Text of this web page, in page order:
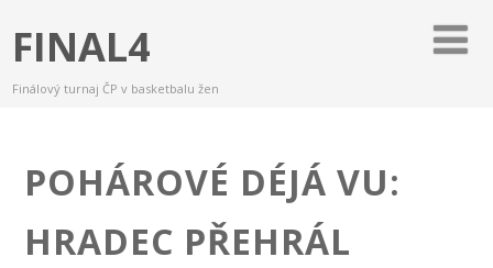
FINAL4
Finálový turnaj ČP v basketbalu žen
POHÁROVÉ DÉJÁ VU:
HRADEC PŘEHRÁL